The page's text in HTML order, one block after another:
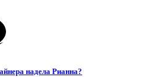
надела Рианна?